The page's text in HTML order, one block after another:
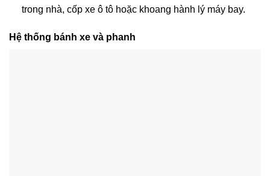
trong nhà, cốp xe ô tô hoặc khoang hành lý máy bay.
Hệ thống bánh xe và phanh